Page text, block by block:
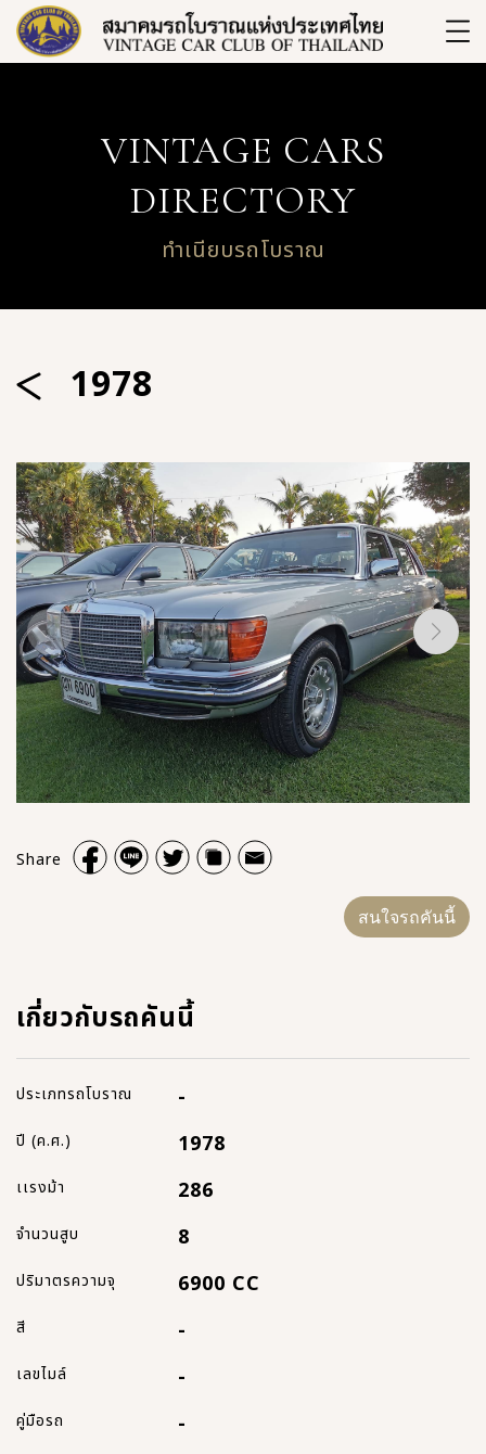
VINTAGE CARS
DIRECTORY
ทำเนียบรถโบราณ
1978
Share
สนใจรถคันนี้
เกี่ยวกับรถคันนี้
ประเภทรถโบราณ -
ปี (ค.ศ.) 1978
เเรงม้า 286
จำนวนสูบ 8
ปริมาตรความจุ 6900 CC
สี -
เลขไมล์ -
คู่มือรถ -